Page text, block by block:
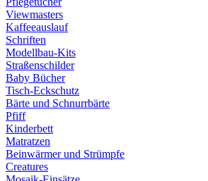
Viewmasters
Kaffeeauslauf
Schriften
Modellbau-Kits
Straßenschilder
Baby Bücher
Tisch-Eckschutz
Bärte und Schnurrbärte
Pfiff
Kinderbett
Matratzen
Beinwärmer und Strümpfe
Creatures